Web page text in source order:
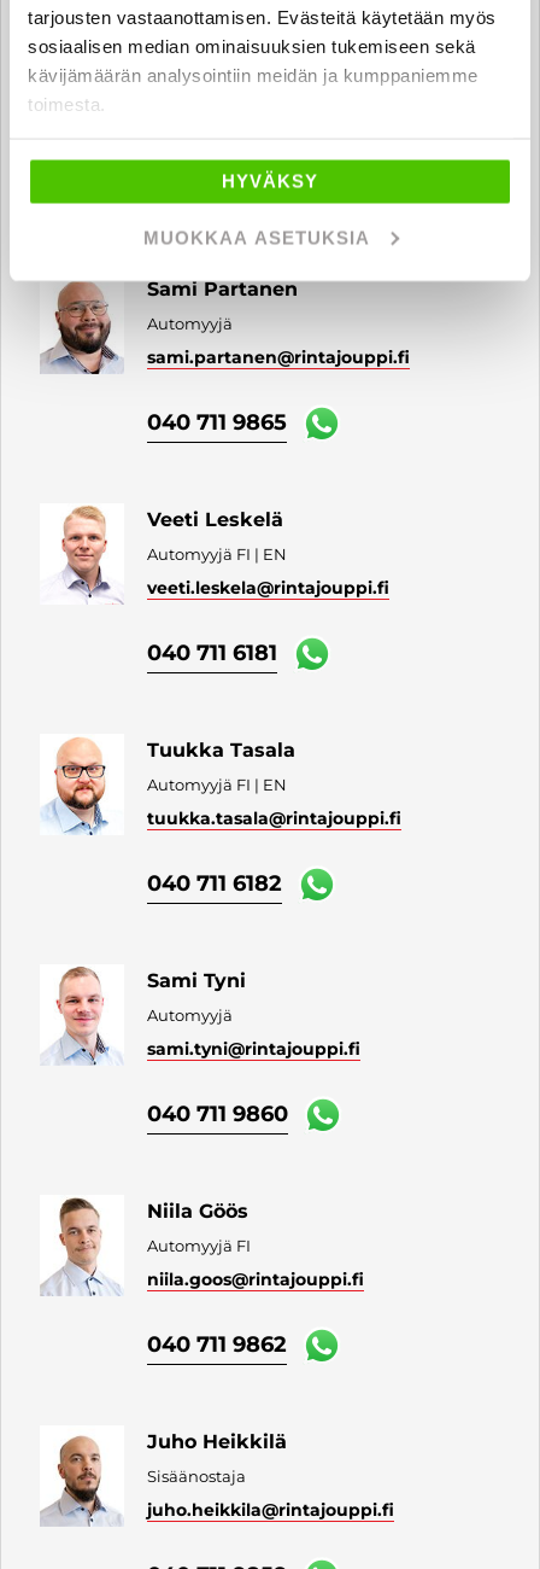
tarjousten vastaanottamisen. Evästeitä käytetään myös
sosiaalisen median ominaisuuksien tukemiseen sekä
kävijämäärän analysointiin meidän ja kumppaniemme
toimesta.
HYVÄKSY
MUOKKAA ASETUKSIA
Juho Rautakoski
045 341 7615
Sami Partanen
Automyyjä
sami.partanen@rintajouppi.fi
040 711 9865
Veeti Leskelä
Automyyjä FI | EN
veeti.leskela@rintajouppi.fi
040 711 6181
Tuukka Tasala
Automyyjä FI | EN
tuukka.tasala@rintajouppi.fi
040 711 6182
Sami Tyni
Automyyjä
sami.tyni@rintajouppi.fi
040 711 9860
Niila Göös
Automyyjä FI
niila.goos@rintajouppi.fi
040 711 9862
Juho Heikkilä
Sisäänostaja
juho.heikkila@rintajouppi.fi